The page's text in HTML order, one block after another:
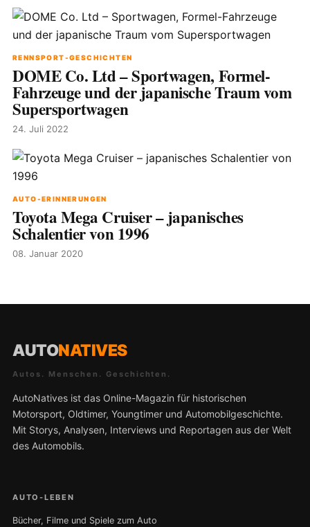
RENNSPORT-GESCHICHTEN
DOME Co. Ltd – Sportwagen, Formel-
Fahrzeuge und der japanische Traum vom
Supersportwagen
24. Juli 2022
AUTO-ERINNERUNGEN
Toyota Mega Cruiser – japanisches
Schalentier von 1996
08. Januar 2020
AUTONATIVES
Autos. Menschen. Geschichten.
AutoNatives ist das Online-Magazin für historischen
Motorsport, Oldtimer, Youngtimer und Automobilgeschichte.
Mit Storys, Analysen, Interviews und Reportagen aus der Welt
des Automobils.
AUTO-LEBEN
Bücher, Filme und Spiele zum Auto